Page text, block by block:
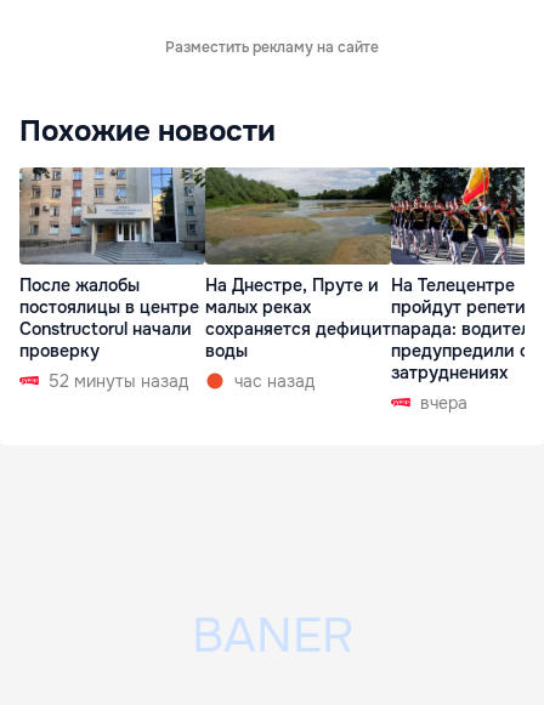
Разместить рекламу на сайте
Похожие новости
После жалобы
постоялицы в центре
Constructorul начали
проверку
52 минуты назад
На Днестре, Пруте и
малых реках
сохраняется дефицит
воды
час назад
На Телецентре
пройдут
парада:
предупредили о
затруднениях
вчера